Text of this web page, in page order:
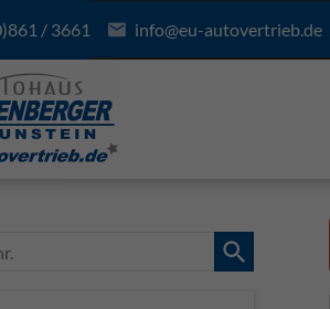
/ 3661 info@eu-autovertrieb.de